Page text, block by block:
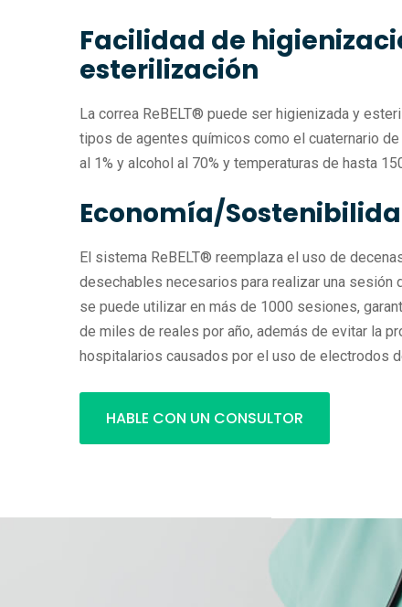
Facilidad de
esterilización
La correa ReBELT® puede ser higienizada y
tipos de agentes químicos como el cuaternario
al 1% y alcohol al 70% y temperaturas de hasta
Economía/
El sistema ReBELT® reemplaza el uso de
desechables necesarios para realizar una sesión
se puede utilizar en más de 1000 sesiones,
de miles de reales por año, además de evitar la
hospitalarios causados por el uso de electrodos
HABLE CON UN CONSULTOR